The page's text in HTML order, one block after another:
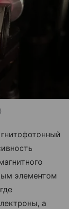
элементом
а